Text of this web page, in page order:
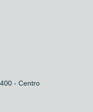
- Centro